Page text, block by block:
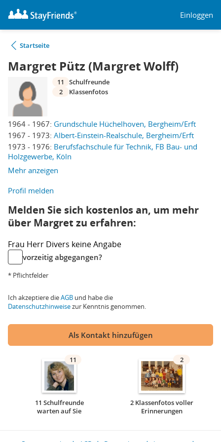
Einloggen
Startseite
Margret Pütz (Margret Wolff)
1964 - 1967: Grundschule Hüchelhoven, Bergheim/Erft
1967 - 1973: Albert-Einstein-Realschule, Bergheim/Erft
1973 - 1976: Berufsfachschule für Technik, FB Bau- und
Holzgewerbe, Köln
Mehr anzeigen
11
Schulfreunde
2
Klassenfotos
Profil melden
Melden Sie sich kostenlos an, um mehr
über Margret zu erfahren:
Frau Herr Divers keine Angabe
vorzeitig abgegangen?
* Pflichtfelder
Ich akzeptiere dieAGB und habe die
Datenschutzhinweisezur Kenntnis genommen.
Als Kontakt hinzufügen
11
11 Schulfreunde
warten auf Sie
2
2 Klassenfotos voller
Erinnerungen